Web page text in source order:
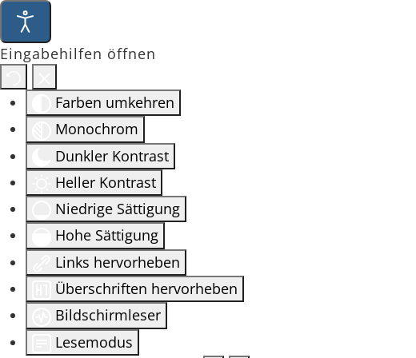
Eingabehilfen öffnen
Farben umkehren
Monochrom
Dunkler Kontrast
Heller Kontrast
Niedrige Sättigung
Hohe Sättigung
Links hervorheben
Überschriften hervorheben
Bildschirmleser
Lesemodus